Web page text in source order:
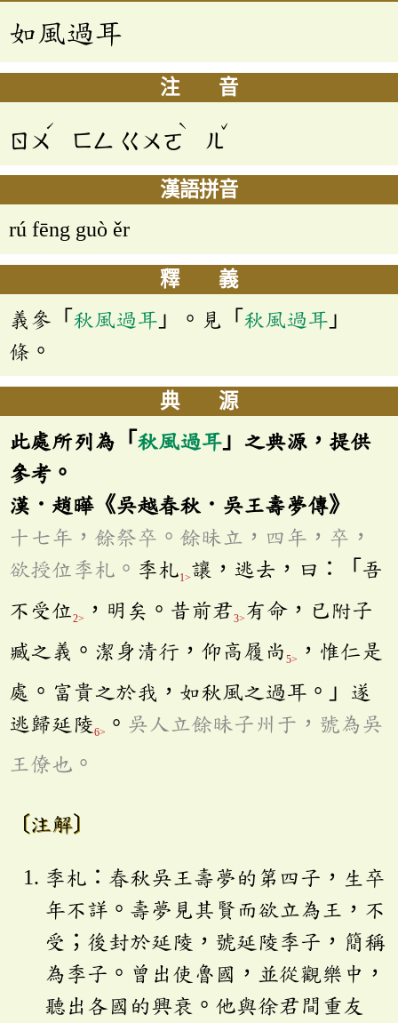
如風過耳
注 音
ㄖㄨ
ˊ
ㄈㄥ ㄍㄨㄛ
ˋ
ㄦ
ˇ
漢語拼音
rú fēng guò ěr
釋 義
義參「 秋風過耳 」。見「 秋風過耳 」
條。
典 源
此處所列為「 秋風過耳 」之典源，提供
參考。
漢．趙曄《吳越春秋．吳王壽夢傳》
十七年，餘祭卒。餘昧立，四年，卒，
欲授位季札。 季札1>讓，逃去，曰：「吾
不受位 2> ，明矣。昔前君3> 有命，已附子
臧之義。潔身清行，仰高履尚 5>
，惟仁是
處。富貴之於我，如秋風之過耳。」遂
逃歸延陵6> 。 吳人立餘昧子州于，號為吳
王僚也。
〔注解〕
季札：春秋吳王壽夢的第四子，生卒
年不詳。壽夢見其賢而欲立為王，不
受；後封於延陵，號延陵季子，簡稱
為季子。曾出使魯國，並從觀樂中，
聽出各國的興衰。他與徐君間重友